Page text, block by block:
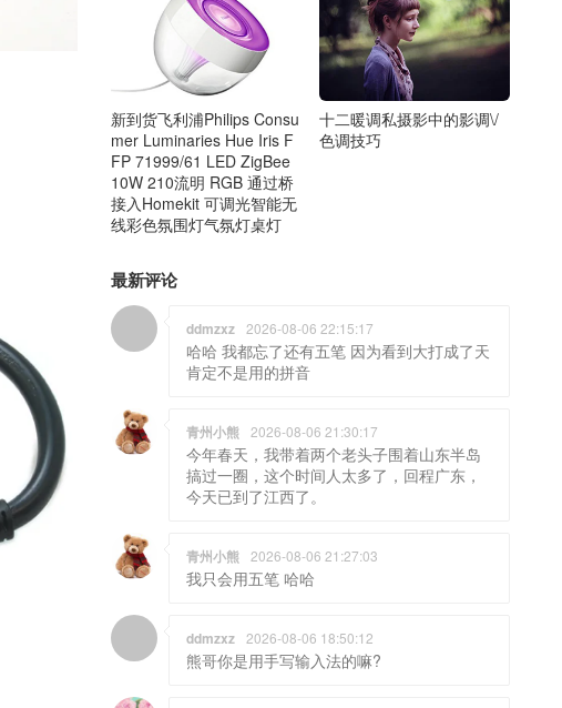
新到货飞利浦Philips Consu
mer Luminaries Hue Iris F
FP 71999/61 LED ZigBee
10W 210流明 RGB 通过桥
接入Homekit 可调光智能无
线彩色氛围灯气氛灯桌灯
十二暖调私摄影中的影调\/
色调技巧
最新评论
ddmzxz 2026-08-06 22:15:17
哈哈 我都忘了还有五笔 因为看到大打成了天
肯定不是用的拼音
青州小熊 2026-08-06 21:30:17
今年春天，我带着两个老头子围着山东半岛
搞过一圈，这个时间人太多了，回程广东，
今天已到了江西了。
青州小熊 2026-08-06 21:27:03
我只会用五笔 哈哈
ddmzxz 2026-08-06 18:50:12
熊哥你是用手写输入法的嘛?